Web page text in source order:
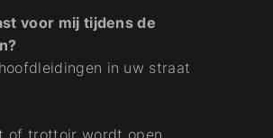
voor mij tijdens de
in uw straat
of trottoir wordt open